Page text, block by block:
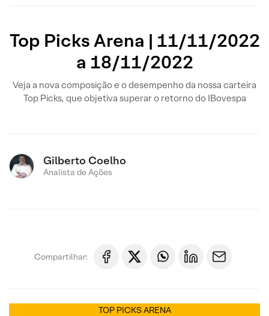
Top Picks Arena | 11/11/2022
a 18/11/2022
Veja a nova composição e o desempenho da nossa carteira
Top Picks, que objetiva superar o retorno do IBovespa
Gilberto Coelho
Analista de Ações
Compartilhar:
TOP PICKS ARENA